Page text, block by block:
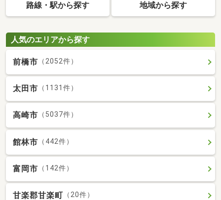
路線・駅から探す 地域から探す
人気のエリアから探す
前橋市 （2052件）
太田市 （1131件）
高崎市 （5037件）
館林市 （442件）
富岡市 （142件）
甘楽郡甘楽町 （20件）